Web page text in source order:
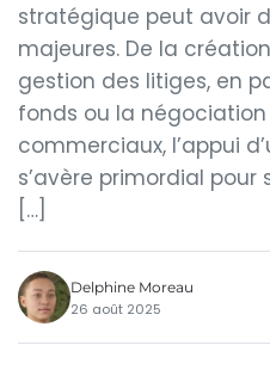
stratégique peut avoir
majeures. De la
gestion des litiges, en
fonds ou la
commerciaux, l’appui
s’avère primordial pour
[…]
Delphine Moreau
26 août 2025